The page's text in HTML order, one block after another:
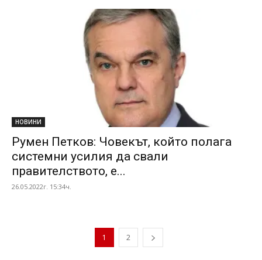
НОВИНИ
Румен Петков: Човекът, който полага
системни усилия да свали
правителството, е...
26.05.2022г. 15:34ч.
1 2